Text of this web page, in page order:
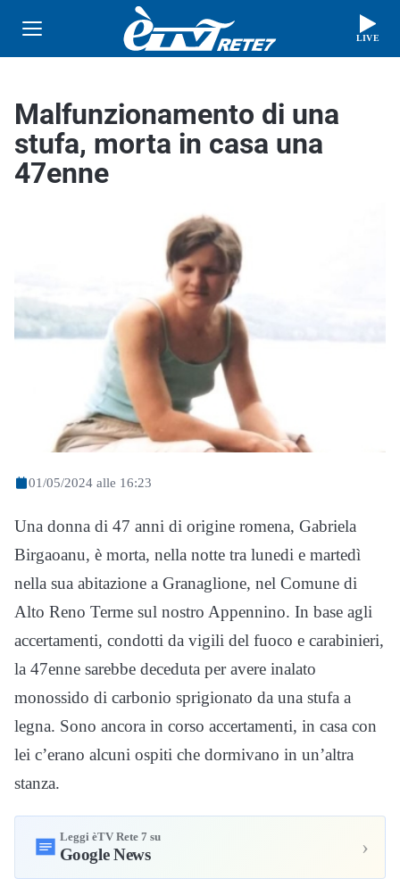
LIVE
Malfunzionamento di una
stufa, morta in casa una
47enne
01/05/2024 alle 16:23
Una donna di 47 anni di origine romena, Gabriela
Birgaoanu, è morta, nella notte tra lunedi e martedì
nella sua abitazione a Granaglione, nel Comune di
Alto Reno Terme sul nostro Appennino. In base agli
accertamenti, condotti da vigili del fuoco e carabinieri,
la 47enne sarebbe deceduta per avere inalato
monossido di carbonio sprigionato da una stufa a
legna. Sono ancora in corso accertamenti, in casa con
lei c’erano alcuni ospiti che dormivano in un’altra
stanza.
Leggi èTV Rete 7 su
Google News ›